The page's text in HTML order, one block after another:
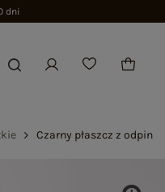
dni
Czarny płaszcz z